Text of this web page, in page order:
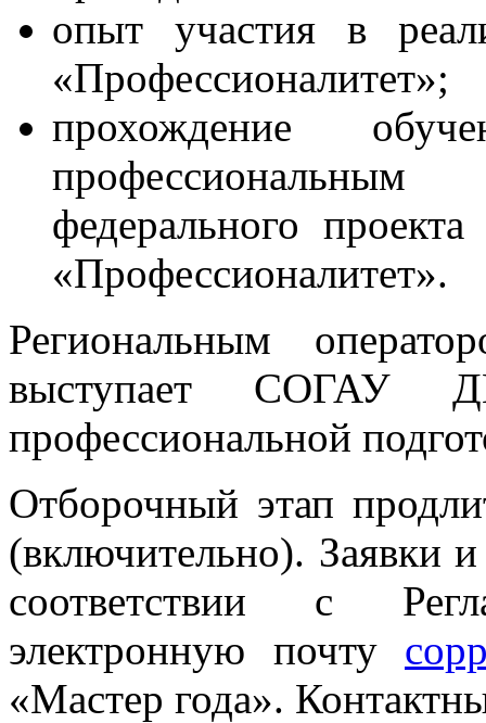
опыт участия в
«Профессионалитет»;
прохождение
федерального
«Профессионалитет».
Региональным
выступает СОГАУ
профессиональной
Отборочный этап
(включительно). Заявки
соответствии с
электронную почту
«Мастер года».